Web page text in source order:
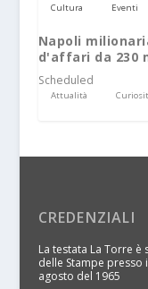
Cultura Eventi
Napoli
d'affari da 230
Scheduled
Attualità
CREDENZIALI
La testata La Torre
delle Stampe presso
agosto del 1965